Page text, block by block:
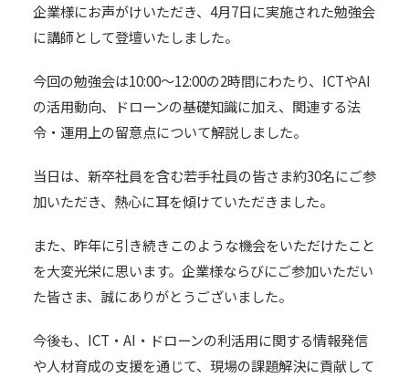
企業様にお声がけいただき、4月7日に実施された勉強会
に講師として登壇いたしました。
今回の勉強会は10:00〜12:00の2時間にわたり、ICTやAI
の活用動向、ドローンの基礎知識に加え、関連する法
令・運用上の留意点について解説しました。
当日は、新卒社員を含む若手社員の皆さま約30名にご参
加いただき、熱心に耳を傾けていただきました。
また、昨年に引き続きこのような機会をいただけたこと
を大変光栄に思います。企業様ならびにご参加いただい
た皆さま、誠にありがとうございました。
今後も、ICT・AI・ドローンの利活用に関する情報発信
や人材育成の支援を通じて、現場の課題解決に貢献して